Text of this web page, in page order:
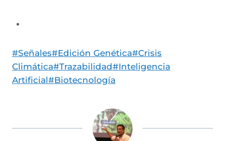
Post
Tags:
#Señales#Edición Genética#Crisis
Climática#Trazabilidad#Inteligencia
Artificial#Biotecnología